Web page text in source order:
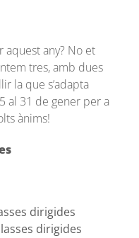
aquest any? No et
tres, amb dues
la que s’adapta
al 31 de gener per a
ànims!
dirigides
dirigides